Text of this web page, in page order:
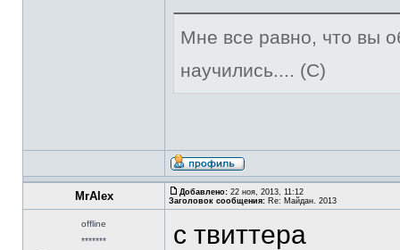
Мне все равно, что вы
научились.... (С)
MrAlex Добавлено: 22 ноя, 2013, 11:12
Заголовок сообщения: Re: Майдан. 2013
offline
*******
с твиттера